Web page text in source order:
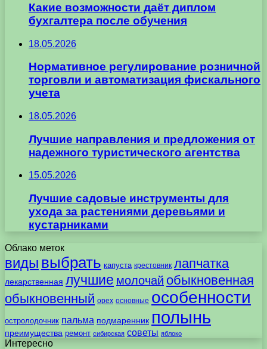
Какие возможности даёт диплом
бухгалтера после обучения
18.05.2026
Нормативное регулирование розничной
торговли и автоматизация фискального
учета
18.05.2026
Лучшие направления и предложения от
надежного туристического агентства
15.05.2026
Лучшие садовые инструменты для
ухода за растениями деревьями и
кустарниками
Облако меток
виды выбрать капуста крестовник лапчатка
лекарственная лучшие молочай обыкновенная
обыкновенный орех основные особенности
остролодочник пальма подмаренник полынь
преимущества ремонт сибирская советы яблоко
Интересно